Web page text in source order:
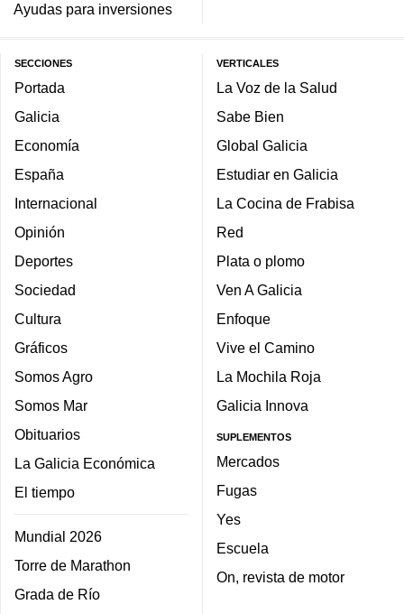
Ayudas para inversiones
SECCIONES
Portada
Galicia
Economía
España
Internacional
Opinión
Deportes
Sociedad
Cultura
Gráficos
Somos Agro
Somos Mar
Obituarios
La Galicia Económica
El tiempo
Mundial 2026
Torre de Marathon
Grada de Río
VERTICALES
La Voz de la Salud
Sabe Bien
Global Galicia
Estudiar en Galicia
La Cocina de Frabisa
Red
Plata o plomo
Ven A Galicia
Enfoque
Vive el Camino
La Mochila Roja
Galicia Innova
SUPLEMENTOS
Mercados
Fugas
Yes
Escuela
On, revista de motor